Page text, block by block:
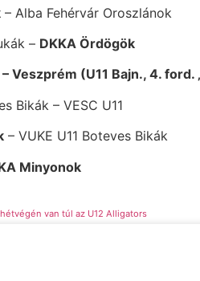
– Alba Fehérvár Oroszlánok
– DKKA Ördögök
Veszprém (U11 Bajn., 4. ford.
Bikák – VESC U11
– VUKE U11 Boteves Bikák
Minyonok
van túl az U12 Alligators